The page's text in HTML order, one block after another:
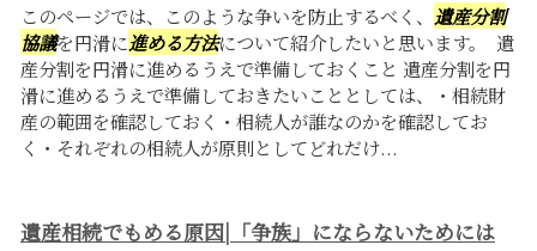
このページでは、このような争いを防止するべく、 遺産分割
協議を円滑に進める方法について紹介したいと思います。 遺
産分割を円滑に進めるうえで準備しておくこと 遺産分割を円
滑に進めるうえで準備しておきたいこととしては、・相続財
産の範囲を確認しておく・相続人が誰なのかを確認してお
く・それぞれの相続人が原則としてどれだけ...
遺産相続でもめる原因|「争族」にならないためには